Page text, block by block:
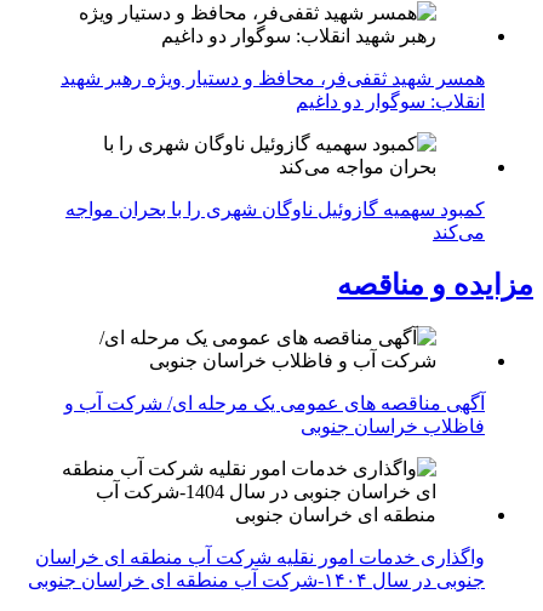
همسر شهید ثقفی‌فر، محافظ و دستیار ویژه رهبر شهید
انقلاب: سوگوار دو داغیم
کمبود سهمیه گازوئیل ناوگان شهری را با بحران مواجه
می‌کند
مزایده و مناقصه
آگهی مناقصه های عمومی یک مرحله ای/ شرکت آب و
فاظلاب خراسان جنوبی
واگذاری خدمات امور نقلیه شرکت آب منطقه ای خراسان
جنوبی در سال ۱۴۰۴-شرکت آب منطقه ای خراسان جنوبی